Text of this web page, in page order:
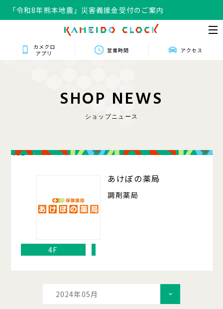
「令和8年熊本地震」災害義援金受付のご案内
カメクロ
アプリ
営業時間 アクセス
SHOP NEWS
ショップニュース
432
あけぼの薬局
調剤薬局
4F
2024年05月